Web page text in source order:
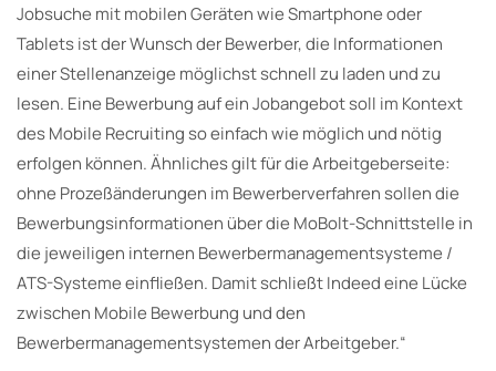
Jobsuche mit mobilen Geräten wie Smartphone oder
Tablets ist der Wunsch der Bewerber, die Informationen
einer Stellenanzeige möglichst schnell zu laden und zu
lesen. Eine Bewerbung auf ein Jobangebot soll im Kontext
des Mobile Recruiting so einfach wie möglich und nötig
erfolgen können. Ähnliches gilt für die Arbeitgeberseite:
ohne Prozeßänderungen im Bewerberverfahren sollen die
Bewerbungsinformationen über die MoBolt-Schnittstelle in
die jeweiligen internen Bewerbermanagementsysteme /
ATS-Systeme einfließen. Damit schließt Indeed eine Lücke
zwischen Mobile Bewerbung und den
Bewerbermanagementsystemen der Arbeitgeber.“